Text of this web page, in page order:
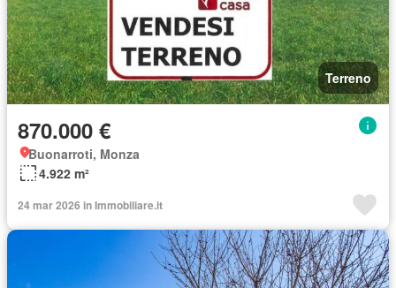
Terreno
870.000 €
Buonarroti, Monza
4.922 m²
24 mar 2026 in Immobiliare.it